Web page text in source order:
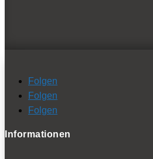
Folgen
Folgen
Folgen
Informationen